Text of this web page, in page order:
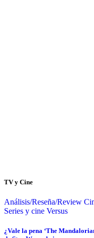
TV y Cine
Análisis/Reseña/Review
Series y cine Versus
¿Vale la pena ‘The